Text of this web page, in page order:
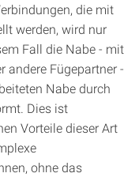
die mit
werden, wird nur
Fall die Nabe - mit
andere Fügepartner -
Nabe durch
Dies ist
Vorteile dieser Art
ohne das